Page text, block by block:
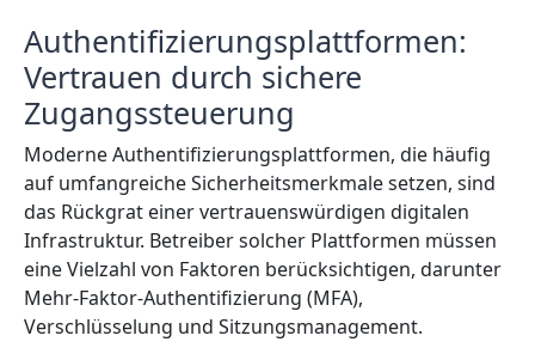
Authentifizierungsplattformen:
Vertrauen durch sichere
Zugangssteuerung
Moderne Authentifizierungsplattformen, die häufig
auf umfangreiche Sicherheitsmerkmale setzen, sind
das Rückgrat einer vertrauenswürdigen digitalen
Infrastruktur. Betreiber solcher Plattformen müssen
eine Vielzahl von Faktoren berücksichtigen, darunter
Mehr-Faktor-Authentifizierung (MFA),
Verschlüsselung und Sitzungsmanagement.